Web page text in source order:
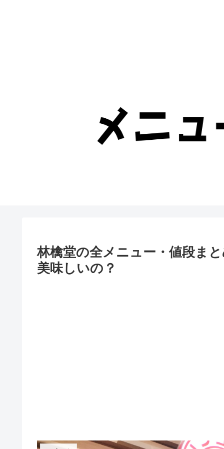
林檎堂の全メニュー・値段ま
美味しいの？